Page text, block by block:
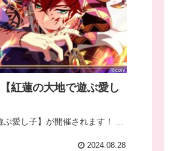
紅蓮の大地で遊ぶ愛し
愛し子】が開催されます！ ...
2024.08.28